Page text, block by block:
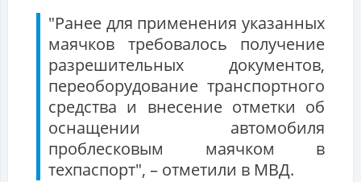
"Ранее для применения указанных
маячков требовалось получение
разрешительных документов,
переоборудование транспортного
средства и внесение отметки об
оснащении автомобиля
проблесковым маячком в
техпаспорт", – отметили в МВД.